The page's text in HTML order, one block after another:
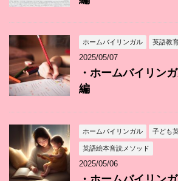
ホームバイリンガル 英語教
2025/05/07
・ホームバイリン
編
ホームバイリンガル 子ども
英語絵本音読メソッド
2025/05/06